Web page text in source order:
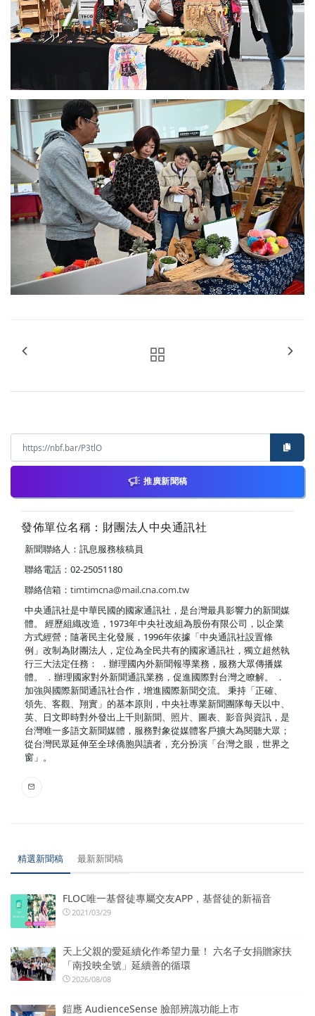
推廣新聞稿
發佈單位名稱：財團法人中央通訊社
新聞聯絡人：訊息服務核稿員
聯絡電話：02-25051180
聯絡信箱： timtimcna@mail.cna.com.tw
中央通訊社是中華民國的國家通訊社，是台灣最具影響力的新聞媒
體。 經歷組織改造，1973年中央社改組為股份有限公司，以企業
方式經營；隨著民主化發展，1996年依據「中央通訊社設置條
例」改制為財團法人，定位為全民共有的國家通訊社，獨立超然執
行三大法定任務： ．辦理國內外新聞報導業務，服務大眾傳播媒
體。 ．辦理國家對外新聞通訊業務，促進國際對台灣之瞭解。 ．
加強與國際新聞通訊社合作，增進國際新聞交流。 秉持「正確、
領先、客觀、翔實」的基本原則，中央社專業新聞團隊每天以中、
英、日文即時對外發出上千則新聞、照片、圖表、影音與資訊，是
台灣唯一多語文新聞媒體，服務對象從媒體客戶擴大為閱聽大眾；
從台灣民眾延伸至全球僑胞與讀者，充分扮演「台灣之眼，世界之
窗」。
精選新聞稿 最新新聞稿
FLOC唯一基督徒專屬交友APP，基督徒的新福音
2021/03/29
天上父親的愛延續化作希望力量！ 六名子女捐贈家扶
「南投映全號」延續善的循環
2026/08/08
鎧應 AudienceSense 臉部辨識功能上市